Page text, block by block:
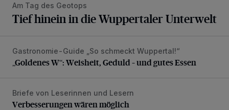
Am Tag des Geotops
Tief hinein in die Wuppertaler Unterwelt
„Goldenes W“: Weisheit, Geduld – und gutes Essen
Gastronomie-Guide „So schmeckt Wuppertal!“
„Goldenes W“: Weisheit, Geduld – und gutes Essen
Verbesserungen wären möglich
Briefe von Leserinnen und Lesern
Verbesserungen wären möglich